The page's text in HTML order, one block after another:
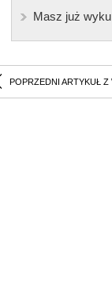
Masz już
POPRZEDNI ARTYKUŁ Z